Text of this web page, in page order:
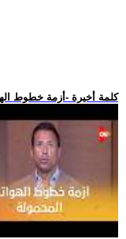
.. كلمة أخيرة -أزمة خطوط